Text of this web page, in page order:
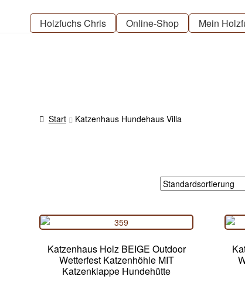
Navigation
springen
Inhalt
springen
Holzfuchs Chris Online-Shop Mein
Start Katzenhaus Hundehaus Villa
Katzenhaus Holz BEIGE Outdoor
Wetterfest Katzenhöhle MIT
Katzenklappe Hundehütte